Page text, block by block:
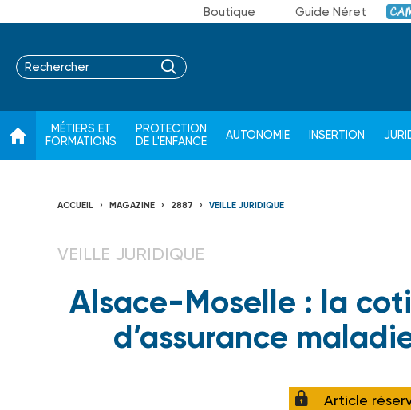
Boutique Guide Néret
MÉTIERS ET
FORMATIONS
PROTECTION
DE L'ENFANCE
AUTONOMIE INSERTION
ACCUEIL MAGAZINE 2887 VEILLE JURIDIQUE
VEILLE JURIDIQUE
Alsace-Moselle : la
d’assurance
Article